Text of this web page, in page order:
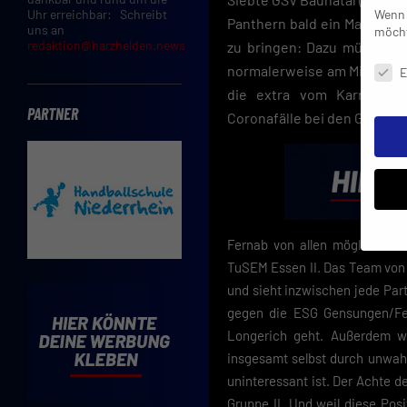
Uhr erreichbar: Schreibt
uns an
redaktion@harzhelden.news
PARTNER
Panthern bald ein
zu bringen: Dazu müssen
normalerweise am
die extra vom
Coronafälle bei den
Fernab von allen möglichen
TuSEM Essen II. Das Team
und sieht inzwischen jede
gegen die ESG Gensungen/
Longerich geht. Außerdem
insgesamt selbst durch
uninteressant ist. Der Achte
Gruppe II. Und weil diese
Mit